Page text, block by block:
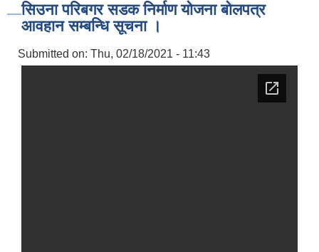
सिउना परिबगर सडक निर्माण योजना बोलपत्र
आवहान सम्बन्धि सूचना ।
Submitted on: Thu, 02/18/2021 - 11:43